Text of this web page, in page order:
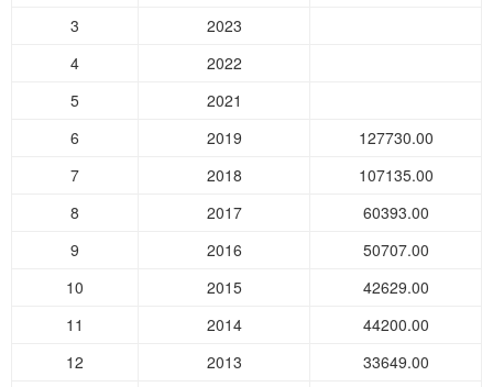
3
2023
4
2022
5
2021
6
2019
127730.00
7
2018
107135.00
8
2017
60393.00
9
2016
50707.00
10
2015
42629.00
11
2014
44200.00
12
2013
33649.00